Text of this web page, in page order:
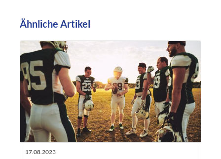
Ähnliche Artikel
17.08.2023